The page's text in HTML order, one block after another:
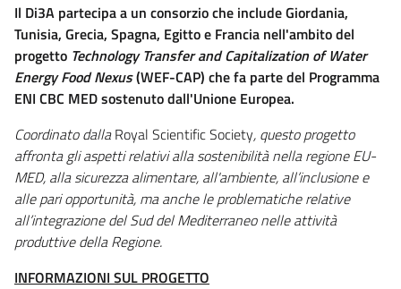
Il Di3A partecipa a un consorzio che include Giordania,
Tunisia, Grecia, Spagna, Egitto e Francia nell'ambito del
progetto Technology Transfer and Capitalization of Water
Energy Food Nexus(WEF-CAP) che fa parte del Programma
ENI CBC MED sostenuto dall'Unione Europea.
Coordinato dallaRoyal Scientific Society, questo progetto
affronta gli aspetti relativi alla sostenibilità nella regione EU-
MED, alla sicurezza alimentare, all'ambiente, all’inclusione e
alle pari opportunità, ma anche le problematiche relative
all’integrazione del Sud del Mediterraneo nelle attività
produttive della Regione.
INFORMAZIONI SUL PROGETTO